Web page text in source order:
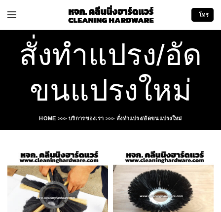
โทร
สั่งทำแปรง/อัด
ขนแปรงใหม่
HOME >>>บริการของเรา >>> สั่งทำแปรง/อัดขนแปรงใหม่